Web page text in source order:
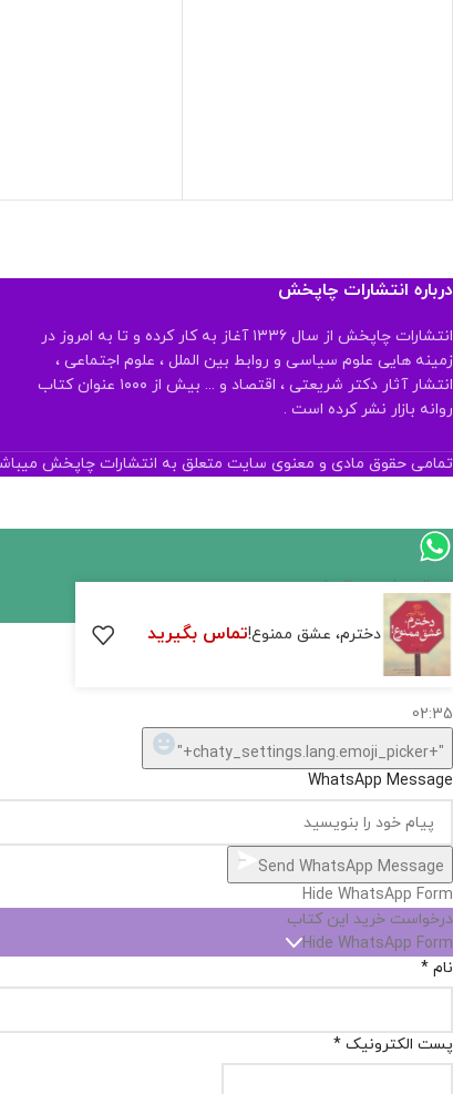
درباره انتشارات چاپخش
انتشارات چاپخش از سال ۱۳۳۶ آغاز به کار کرده و تا به امروز در
زمینه هایی علوم سیاسی و روابط بین الملل ، علوم اجتماعی ،
انتشار آثار دکتر شریعتی ، اقتصاد و ... بیش از ۱۰۰۰ عنوان کتاب
روانه بازار نشر کرده است .
تمامی حقوق مادی و معنوی سایت متعلق به انتشارات چاپخش
دخترم، عشق ممنوع!تماس بگیرید
اگر
موجود
نیست,
شاید
تهیه
Open
chaty
chaty
buttons
1
Hide
chaty
ارسال پیام در واتساپ
کارشناس فروش
سلام, چطور میتونم کمکتون کنم؟
02:35
WhatsApp Message